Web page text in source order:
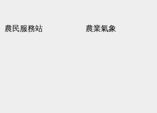
農民服務站 農業氣象